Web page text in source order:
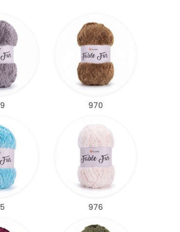
970
976